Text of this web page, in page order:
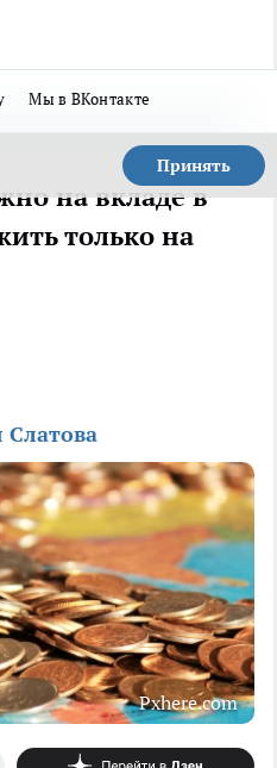
Мы в ВКонтакте
Принять
на вкладе в
только на
Слатова
Pxhere.com